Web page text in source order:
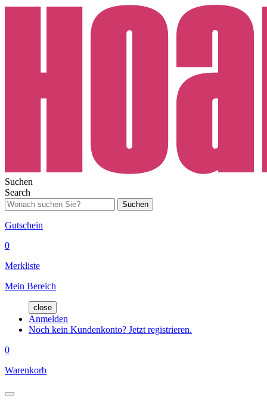
Suchen
Search
Suchen
Gutschein
0
Merkliste
Mein Bereich
close
Anmelden
Noch kein Kundenkonto? Jetzt registrieren.
0
Warenkorb